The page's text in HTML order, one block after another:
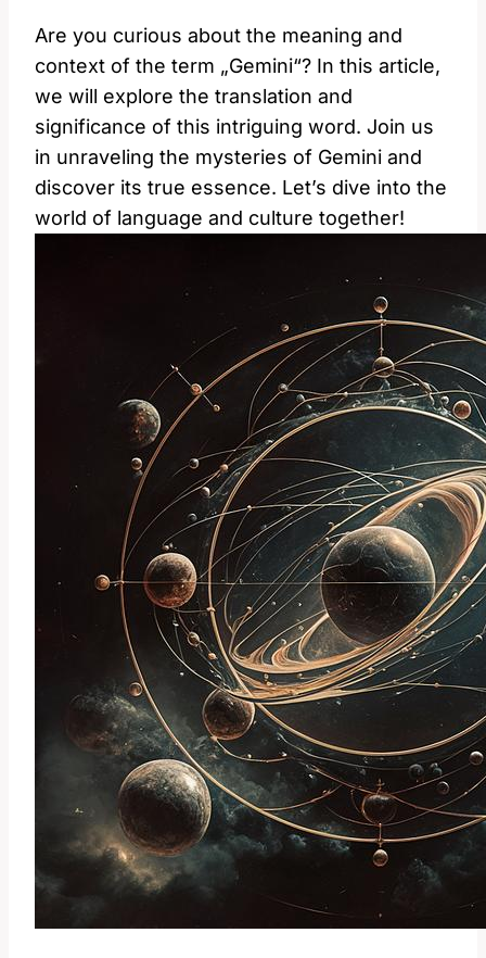
Are you curious about the meaning and
context of the term „Gemini“? In this article,
we will explore the translation and
significance of this intriguing word. Join us
in unraveling the mysteries of Gemini and
discover its true essence. Let’s dive into the
world of language and culture together!